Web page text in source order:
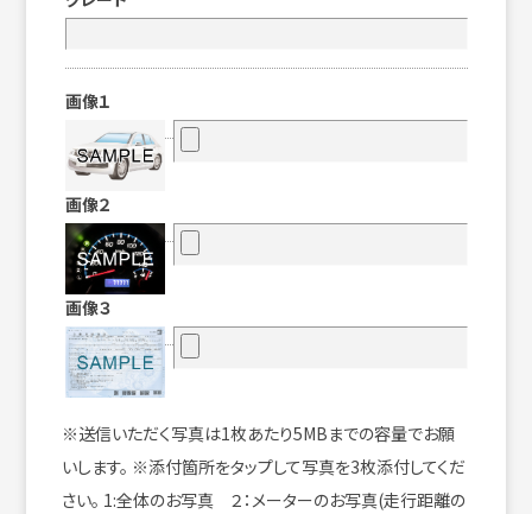
画像１
画像２
画像３
※送信いただく写真は1枚あたり5MBまでの容量でお願
いします。 ※添付箇所をタップして写真を3枚添付してくだ
さい。 1:全体のお写真 ２：メーターのお写真(走行距離の